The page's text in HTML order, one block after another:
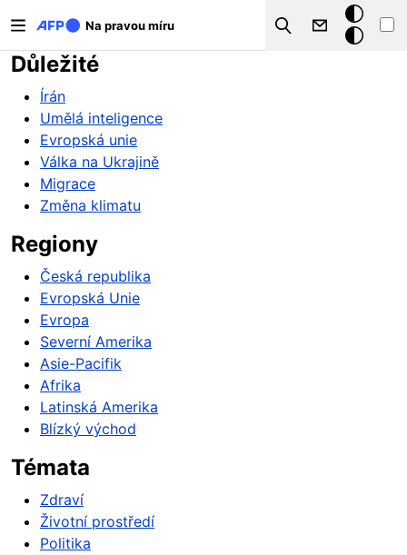
Na pravou míru
Search
Tmavý
režim
Důležité
Írán
Umělá inteligence
Evropská unie
Válka na Ukrajině
Migrace
Změna klimatu
Regiony
Česká republika
Evropská Unie
Evropa
Severní Amerika
Asie-Pacifik
Afrika
Latinská Amerika
Blízký východ
Témata
Zdraví
Životní prostředí
Politika